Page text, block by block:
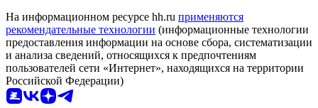
На информационном ресурсе hh.ru применяются
рекомендательные технологии (информационные технологии
предоставления информации на основе сбора, систематизации
и анализа сведений, относящихся к предпочтениям
пользователей сети «Интернет», находящихся на территории
Российской Федерации)